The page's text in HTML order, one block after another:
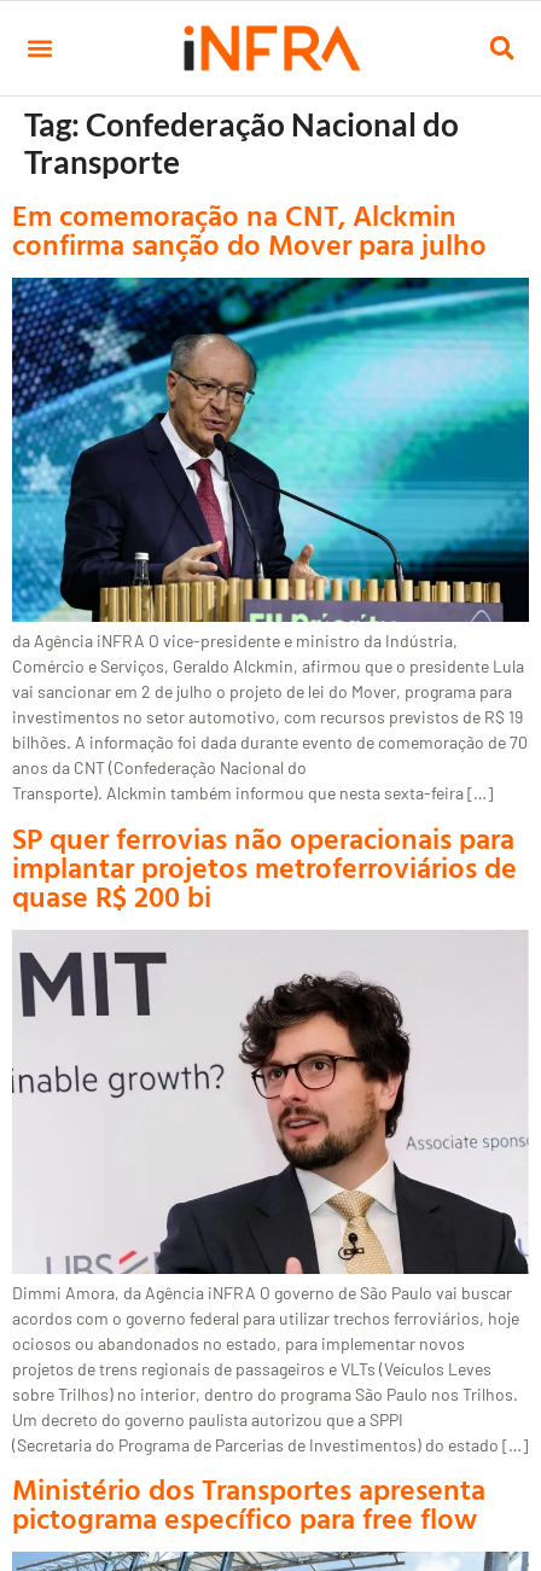
Tag:Confederação Nacional do
Transporte
Em comemoração na CNT, Alckmin
confirma sanção do Mover para julho
da Agência iNFRA O vice-presidente e ministro da Indústria,
Comércio e Serviços, Geraldo Alckmin, afirmou que o presidente Lula
vai sancionar em 2 de julho o projeto de lei do Mover, programa para
investimentos no setor automotivo, com recursos previstos de R$ 19
bilhões. A informação foi dada durante evento de comemoração de 70
anos da CNT (Confederação Nacional do
Transporte). Alckmin também informou que nesta sexta-feira […]
SP quer ferrovias não operacionais para
implantar projetos metroferroviários de
quase R$ 200 bi
Dimmi Amora, da Agência iNFRA O governo de São Paulo vai buscar
acordos com o governo federal para utilizar trechos ferroviários, hoje
ociosos ou abandonados no estado, para implementar novos
projetos de trens regionais de passageiros e VLTs (Veículos Leves
sobre Trilhos) no interior, dentro do programa São Paulo nos Trilhos.
Um decreto do governo paulista autorizou que a SPPI
(Secretaria do Programa de Parcerias de Investimentos) do estado […]
Ministério dos Transportes apresenta
pictograma específico para free flow